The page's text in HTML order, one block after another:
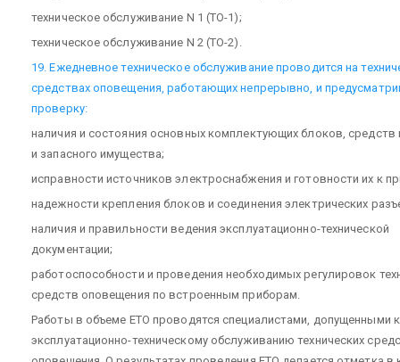
техническое обслуживание N 1 (ТО-1);
техническое обслуживание N 2 (ТО-2).
19. Ежедневное техническое обслуживание проводится на
средствах оповещения, работающих непрерывно, и
проверку:
наличия и состояния основных комплектующих блоков, средств
и запасного имущества;
исправности источников электроснабжения и готовности их к
надежности крепления блоков и соединения электрических
наличия и правильности ведения эксплуатационно-технической
документации;
работоспособности и проведения необходимых регулировок
средств оповещения по встроенным приборам.
Работы в объеме ЕТО проводятся специалистами, допущенными к
эксплуатационно-техническому обслуживанию технических